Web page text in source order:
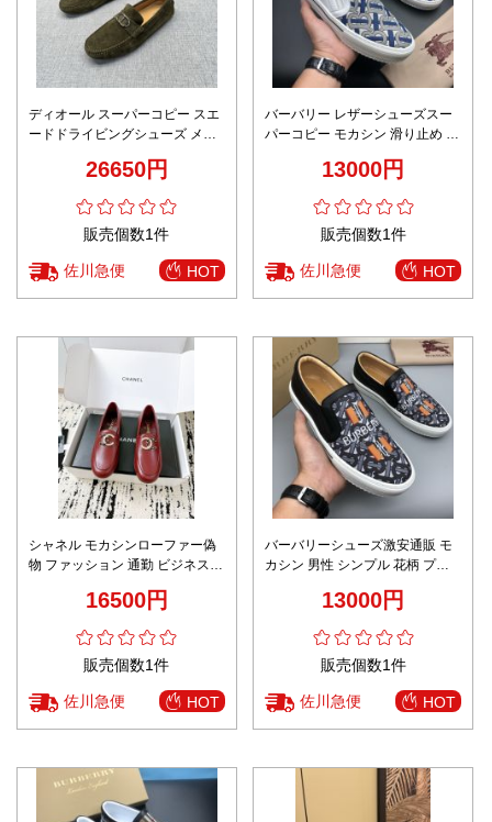
ディオール スーパーコピー スエ
ードドライビングシューズ メタ
26650円
販売個数1件
佐川急便 HOT
バーバリー レザーシューズスー
パーコピー モカシン 滑り止め カ
13000円
販売個数1件
佐川急便 HOT
シャネル モカシンローファー偽
物 ファッション 通勤 ビジネス
16500円
販売個数1件
佐川急便 HOT
バーバリーシューズ激安通販 モ
カシン 男性 シンプル 花柄 プリ
13000円
販売個数1件
佐川急便 HOT